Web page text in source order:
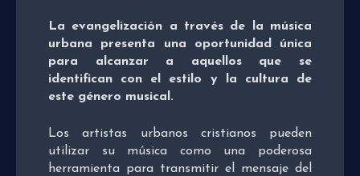
La evangelización a través de la música
urbana presenta una oportunidad única
para alcanzar a aquellos que se
identifican con el estilo y la cultura de
este género musical.
Los artistas urbanos cristianos pueden
utilizar su música como una poderosa
herramienta para transmitir el mensaje del